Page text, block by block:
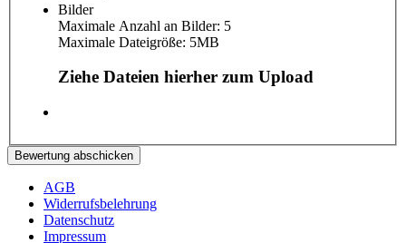
Bilder
Maximale Anzahl an Bilder: 5
Maximale Dateigröße: 5MB
Ziehe Dateien hierher zum Upload
Bewertung abschicken
AGB
Widerrufsbelehrung
Datenschutz
Impressum